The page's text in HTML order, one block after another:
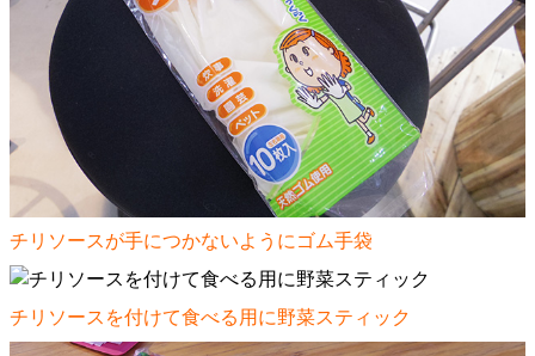
チリソースが手につかないようにゴム手袋
チリソースを付けて食べる用に野菜スティック